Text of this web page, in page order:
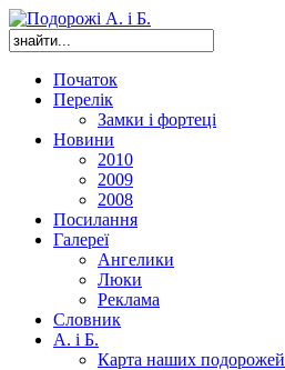
Початок
Перелік
Замки і фортеці
Новини
2010
2009
2008
Посилання
Галереї
Ангелики
Люки
Реклама
Словник
А. і Б.
Карта наших подорожей